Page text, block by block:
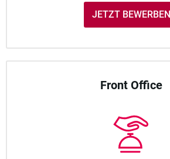
JETZT BEWERBEN
Front Office